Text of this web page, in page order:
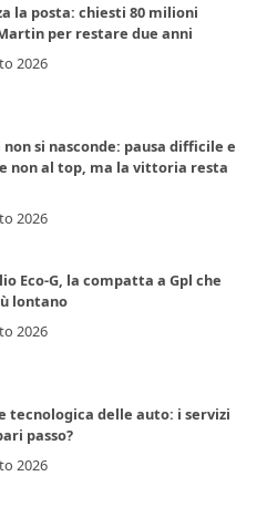
la posta: chiesti 80 milioni
per restare due anni
2026
non si nasconde: pausa difficile e
non al top, ma la vittoria resta
2026
Eco-G, la compatta a Gpl che
lontano
2026
tecnologica delle auto: i servizi
passo?
2026